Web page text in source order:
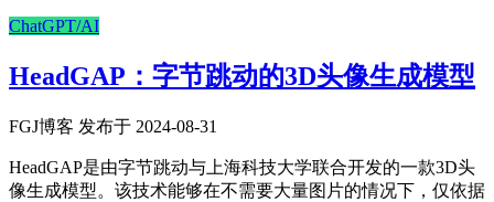
ChatGPT/AI
HeadGAP：字节跳动的3D头像生成模型
FGJ博客 发布于 2024-08-31
HeadGAP是由字节跳动与上海科技大学联合开发的一款3D头
像生成模型。该技术能够在不需要大量图片的情况下，仅依据